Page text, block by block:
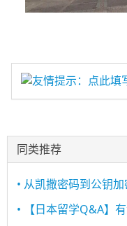
友情提示：点此填
同类推荐
• 从凯撒密码到公钥